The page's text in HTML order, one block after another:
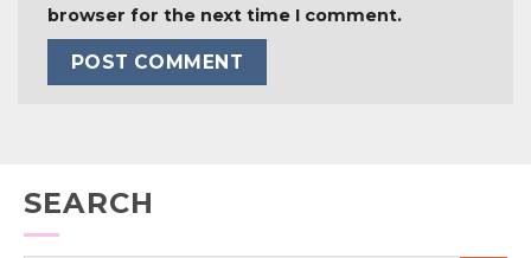
browser for the next time I comment.
SEARCH